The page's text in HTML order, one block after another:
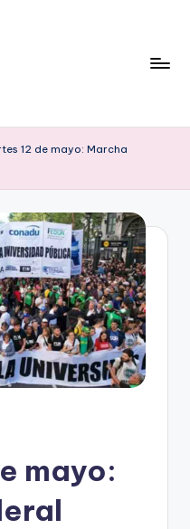
12 de mayo: Marcha
mayo: